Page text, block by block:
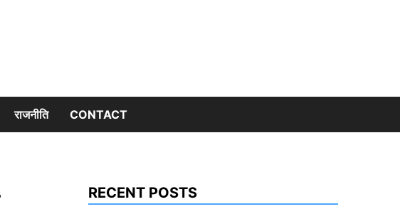
राजनीति CONTACT
RECENT POSTS